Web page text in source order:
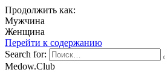
Продолжить как:
Мужчина
Женщина
Перейти к содержанию
Search for:
Medow.Club